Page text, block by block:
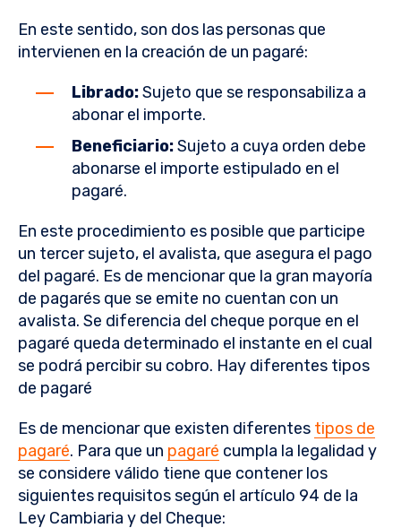
En este sentido, son dos las personas que
intervienen en la creación de un pagaré:
Librado:Sujeto que se responsabiliza a
abonar el importe.
Beneficiario:Sujeto a cuya orden debe
abonarse el importe estipulado en el
pagaré.
En este procedimiento es posible que participe
un tercer sujeto, el avalista, que asegura el pago
del pagaré. Es de mencionar que la gran mayoría
de pagarés que se emite no cuentan con un
avalista. Se diferencia del cheque porque en el
pagaré queda determinado el instante en el cual
se podrá percibir su cobro. Hay diferentes tipos
de pagaré
Es de mencionar que existen diferentes tipos de
pagaré. Para que un pagaré cumpla la legalidad y
se considere válido tiene que contener los
siguientes requisitos según el artículo 94 de la
Ley Cambiaria y del Cheque: